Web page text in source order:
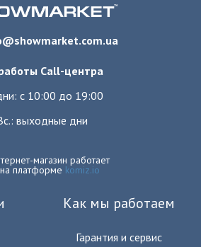
Call-центра
с 10:00 до 19:00
выходные дни
магазин работает
на платформе komiz.io
Как мы работаем
Гарантия и сервис